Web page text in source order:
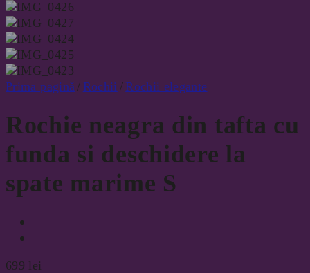
Prima pagină / Rochii / Rochii elegante
Rochie neagra din tafta cu
funda si deschidere la
spate marime S
699 lei